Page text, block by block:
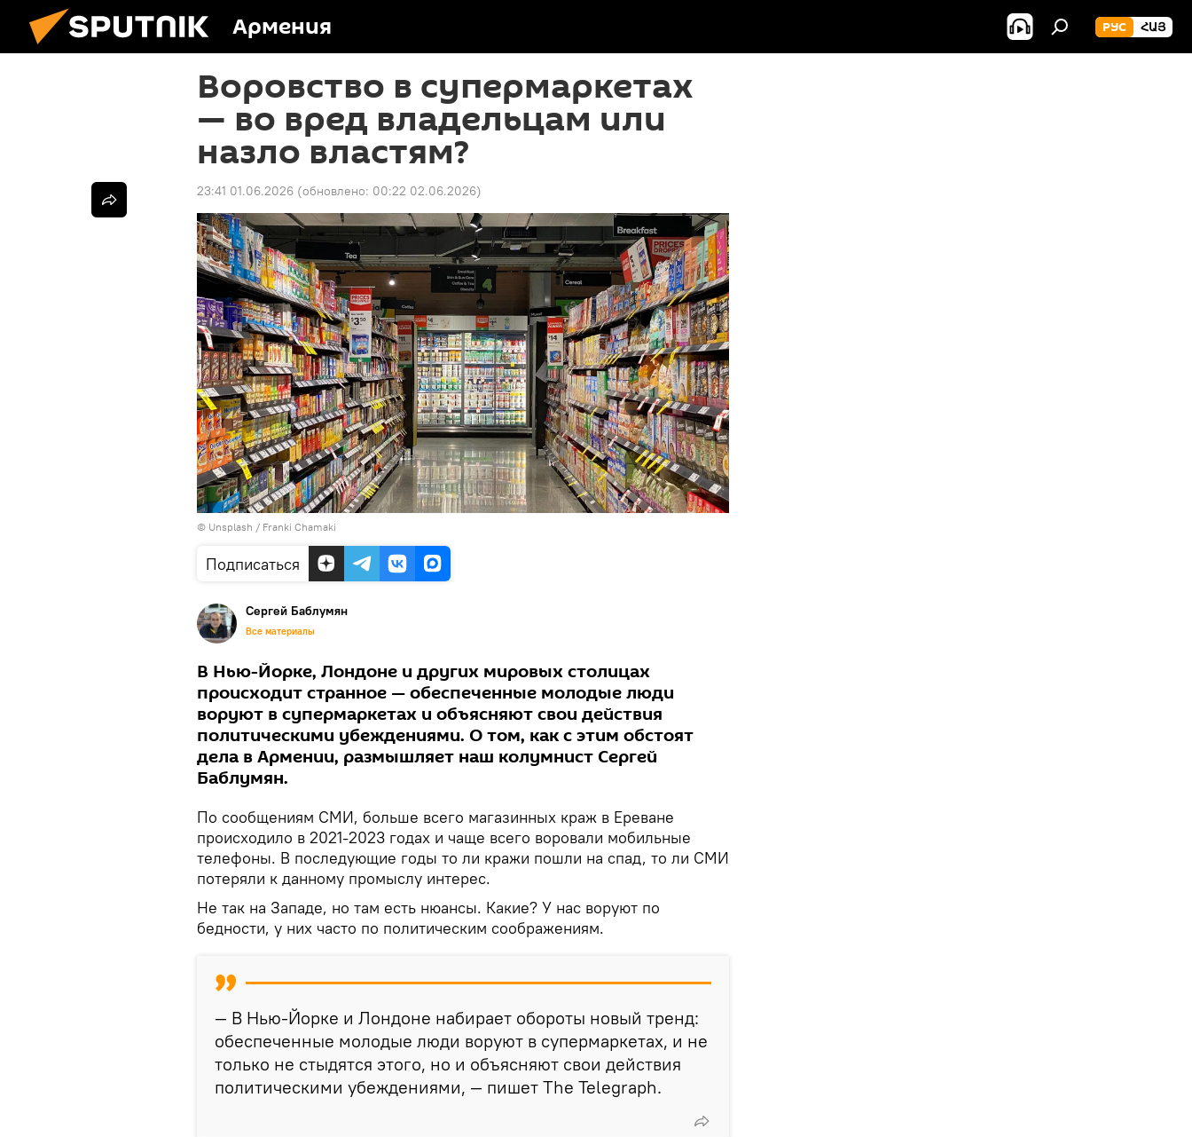
Армения РУС ՀԱՅ
Воровство в супермаркетах
— во вред владельцам или
назло властям?
23:41 01.06.2026 (обновлено: 00:22 02.06.2026)
© Unsplash / Franki Chamaki
Подписаться
Сергей Баблумян
Все материалы
В Нью-Йорке, Лондоне и других мировых столицах
происходит странное — обеспеченные молодые люди
воруют в супермаркетах и объясняют свои действия
политическими убеждениями. О том, как с этим обстоят
дела в Армении, размышляет наш колумнист Сергей
Баблумян.
По сообщениям СМИ, больше всего магазинных краж в Ереване
происходило в 2021-2023 годах и чаще всего воровали мобильные
телефоны. В последующие годы то ли кражи пошли на спад, то ли СМИ
потеряли к данному промыслу интерес.
Не так на Западе, но там есть нюансы. Какие? У нас воруют по
бедности, у них часто по политическим соображениям.
— В Нью-Йорке и Лондоне набирает обороты новый тренд:
обеспеченные молодые люди воруют в супермаркетах, и не
только не стыдятся этого, но и объясняют свои действия
политическими убеждениями, — пишет The Telegraph.